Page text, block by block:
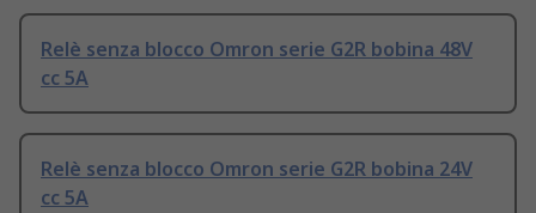
Relè senza blocco Omron serie G2R bobina 48V
cc 5A
Relè senza blocco Omron serie G2R bobina 24V
cc 5A